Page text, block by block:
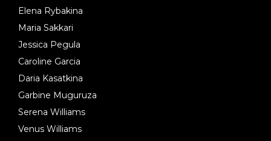
Elena Rybakina
Maria Sakkari
Jessica Pegula
Caroline Garcia
Daria Kasatkina
Garbine Muguruza
Serena Williams
Venus Williams